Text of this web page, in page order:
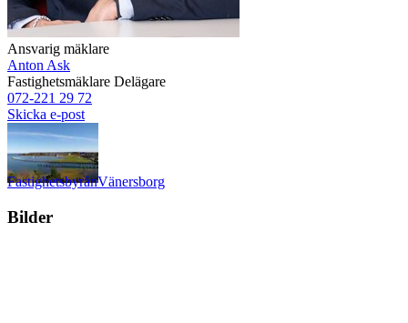
Ansvarig mäklare
Anton Ask
Fastighetsmäklare Delägare
072-221 29 72
Skicka e-post
FastighetsbyrånVänersborg
Bilder